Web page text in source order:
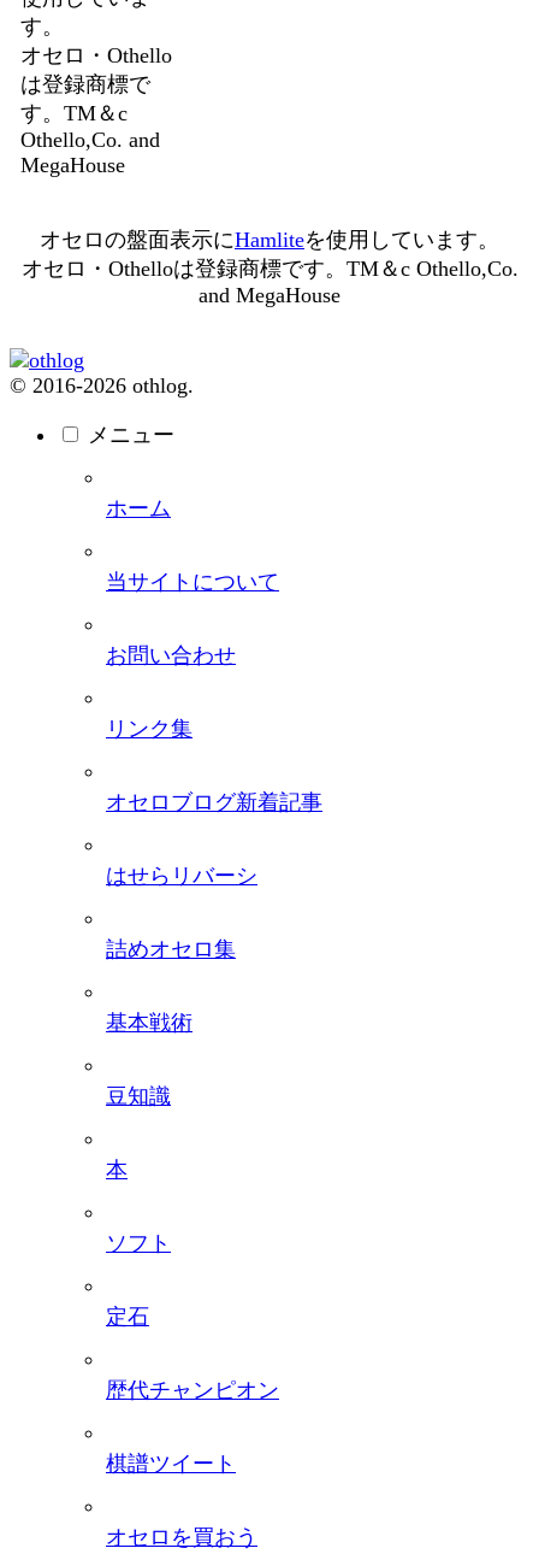
す。
オセロ・Othello
は登録商標で
す。TM＆c
Othello,Co. and
MegaHouse
オセロの盤面表示にHamliteを使用しています。
オセロ・Othelloは登録商標です。TM＆c Othello,Co.
and MegaHouse
© 2016-2026 othlog.
メニュー
ホーム
当サイトについて
お問い合わせ
リンク集
オセロブログ新着記事
はせらリバーシ
詰めオセロ集
基本戦術
豆知識
本
ソフト
定石
歴代チャンピオン
棋譜ツイート
オセロを買おう